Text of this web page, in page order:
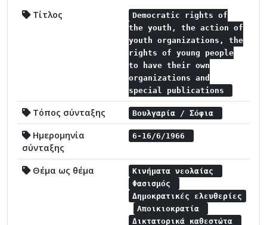
Τίτλος
Democratic rights of
the youth, the action of
youth organizations, the
rights of young people
to have their own
organizations and
special publications
Τόπος σύνταξης Βουλγαρία / Σόφια
Ημερομηνία
σύνταξης
6-16/6/1966
Θέμα ως θέμα
Κινήματα νεολαίας
Φασισμός
Δημοκρατικές ελευθερίες
Αποικιοκρατία
Δικτατορικά καθεστώτα